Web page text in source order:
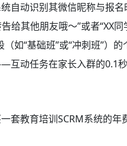
自动识别其微信昵称与报
给其他朋友哦～”或者“XX
如“基础班”或“冲刺班”）
动任务在家长入群的0.1秒
套教育培训SCRM系统的